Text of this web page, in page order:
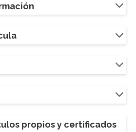
propios y certificados